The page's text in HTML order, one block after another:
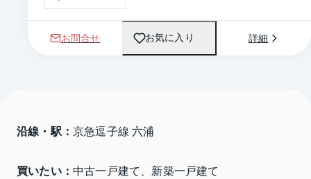
お問合せ お気に入り 詳細
沿線・駅： 京急逗子線 六浦
買いたい： 中古一戸建て、新築一戸建て